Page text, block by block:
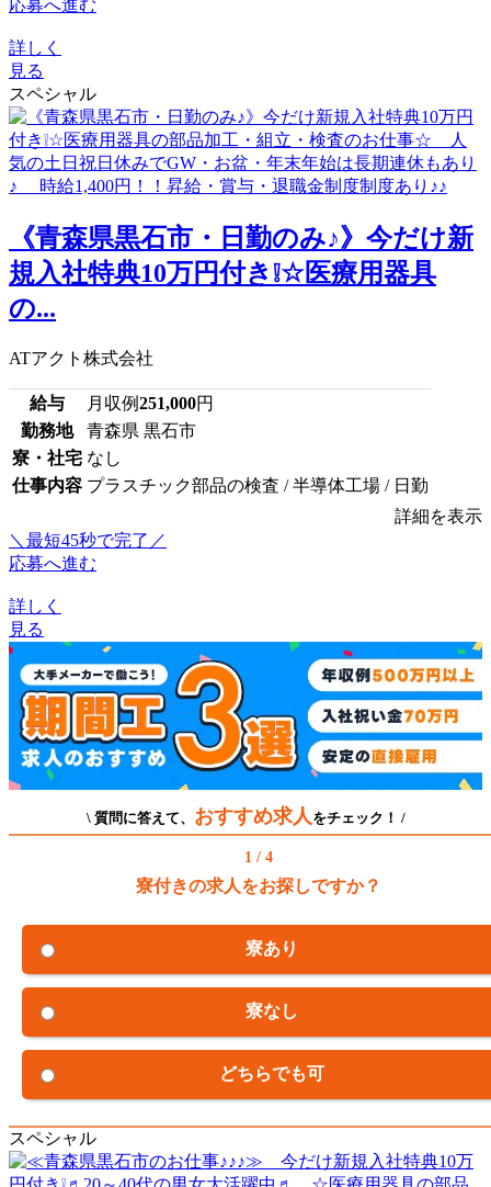
応募へ進む
詳しく
見る
スペシャル
《青森県黒石市・日勤のみ♪》今だけ新
規入社特典10万円付き❕☆医療用器具
の...
ATアクト株式会社
給与 月収例251,000円
勤務地
青森県 黒石市
寮・社宅 なし
仕事内容 プラスチック部品の検査 / 半導体工場 / 日勤
詳細を表示
＼最短45秒で完了／
応募へ進む
詳しく
見る
\ 質問に答えて、 おすすめ求人 をチェック！ /
1 / 4
寮付きの求人をお探しですか？
寮あり
寮なし
どちらでも可
スペシャル